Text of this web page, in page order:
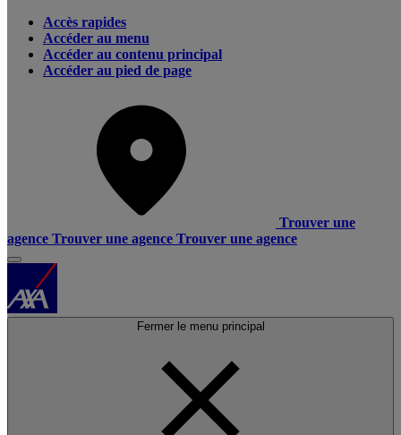
Accès rapides
Accéder au menu
Accéder au contenu principal
Accéder au pied de page
Trouver une
agence Trouver une agence Trouver une agence
Fermer le menu principal